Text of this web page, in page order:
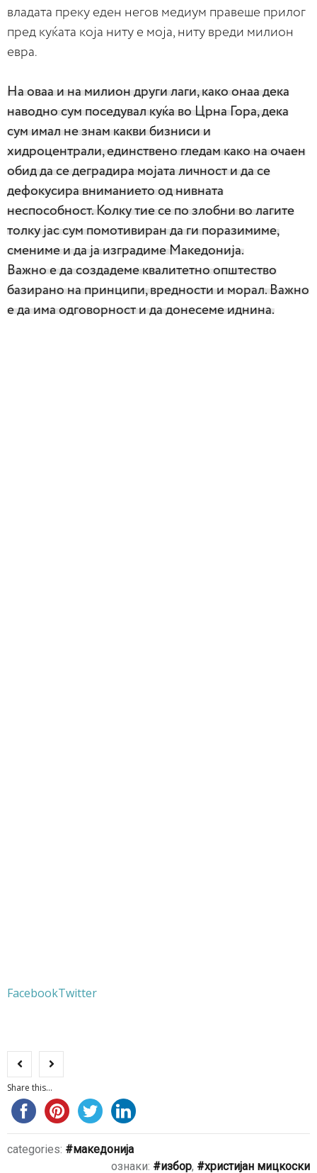
владата преку еден негов медиум правеше прилог
пред куќата која ниту е моја, ниту вреди милион
евра.
На оваа и на милион други лаги, како онаа дека
наводно сум поседувал куќа во Црна Гора, дека
сум имал не знам какви бизниси и
хидроцентрали, единствено гледам како на очаен
обид да се деградира мојата личност и да се
дефокусира вниманието од нивната
неспособност. Колку тие се по злобни во лагите
толку јас сум помотивиран да ги поразимиме,
смениме и да ја изградиме Македонија.
Важно е да создадеме квалитетно општество
базирано на принципи, вредности и морал. Важно
е да има одговорност и да донесеме иднина.
FacebookTwitter
Share this...
categories:
македонија
ознаки:
избор, христијан мицкоски